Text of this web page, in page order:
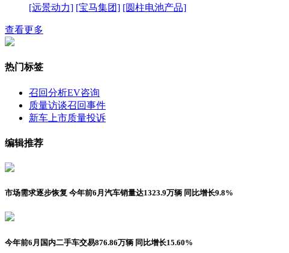
[远景动力] [宝马集团] [圆柱电池产品]
查看更多
热门标签
召回分析EV咨询
质量访谈召回事件
新车上市质量投诉
编辑推荐
市场需求逐步恢复 今年前6月汽车销量达1323.9万辆 同比增长9.8%
今年前6月国内二手车交易876.86万辆 同比增长15.60%